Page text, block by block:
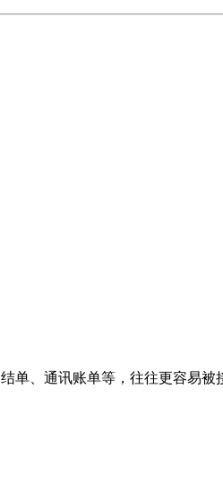
单、通讯账单等，往往更容易被